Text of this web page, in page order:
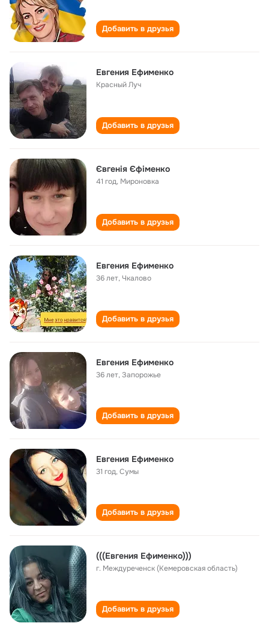
Добавить в друзья
Евгения Ефименко
Красный Луч
Добавить в друзья
Євгенія Єфіменко
41 год, Мироновка
Добавить в друзья
Евгения Ефименко
36 лет,Чкалово
Добавить в друзья
Евгения Ефименко
36 лет,Запорожье
Добавить в друзья
Евгения Ефименко
31 год,Сумы
Добавить в друзья
(((Евгения Ефименко)))
г. Междуреченск (Кемеровская область)
Добавить в друзья